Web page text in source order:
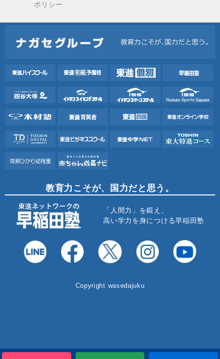
ポリシー
教育力こそが、国力だと思う。
「人間力」を鍛え、
高い学力を身につける早稲田塾
Copyright wasedajuku